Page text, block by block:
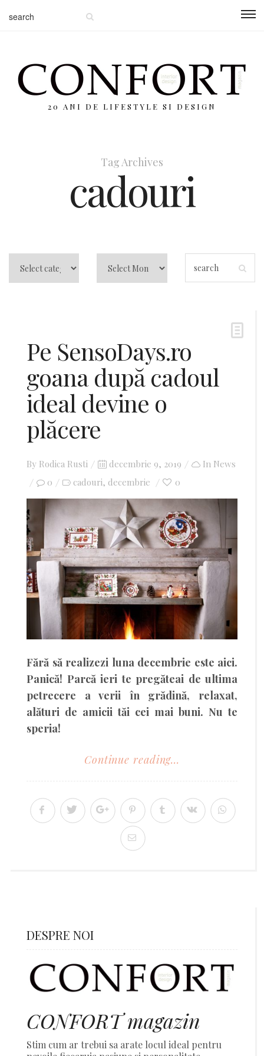
20 ANI DE LIFESTYLE SI DESIGN
Tag Archives
cadouri
Pe SensoDays.ro
goana după cadoul
ideal devine o
plăcere
By Rodica Rusti
Posted
on
decembrie 9, 2019 In News
0
cadouri, decembrie 0
Fără să realizezi luna decembrie este aici.
Panică! Parcă ieri te pregăteai de ultima
petrecere a verii în grădină, relaxat,
alături de amicii tăi cei mai buni. Nu te
speria!
Continue reading...
DESPRE NOI
CONFORT magazin
Stim cum ar trebui sa arate locul ideal pentru